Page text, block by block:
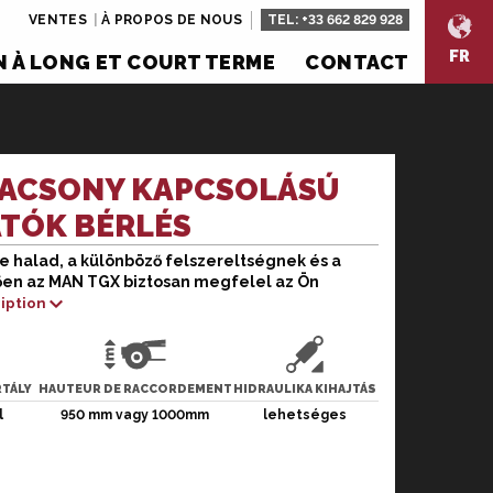
À LONG ET COURT TERME CONTACT FR
VENTES À PROPOS DE NOUS TEL: +33 662 829 928
KAPCSOLÁSÚ
BÉRLÉS
halad, a különböző felszereltségnek és a
az MAN TGX biztosan megfelel az Ön
HAUTEUR DE RACCORDEMENT
950 mm vagy 1000mm
HIDRAULIKA KIHAJTÁS
lehetséges
a különböző felszereltségnek és a
MAN TGX biztosan megfelel az Ön
Euro 6-os, 520 lóerős teljesítménnyel érhető el.
A menetadatok elemzésével az MAN TGX
található, amely könnyen felismerhetővé
fűthető és motorosan állítható